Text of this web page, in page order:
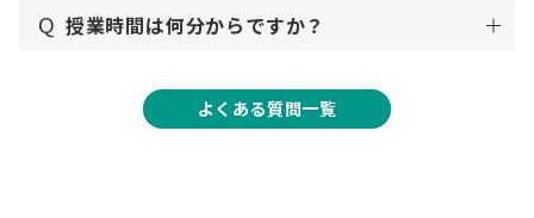
Q 授業時間は何分からですか？
よくある質問一覧